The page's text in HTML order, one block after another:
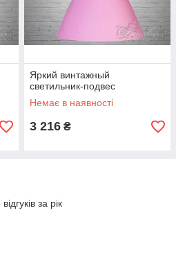
Яркий винтажный
светильник-подвес
Немає в наявності
3 216 ₴
за рік